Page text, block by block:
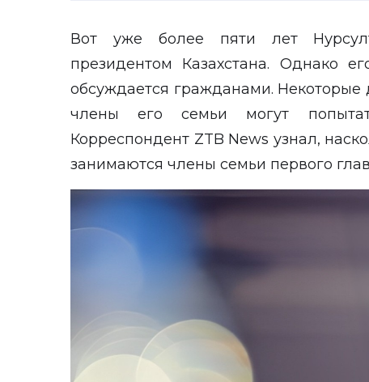
Вот уже более пяти лет
президентом Казахстана. Однако
обсуждается гражданами.
члены его семьи могут
Корреспондент ZTB News узнал,
занимаются члены семьи первого